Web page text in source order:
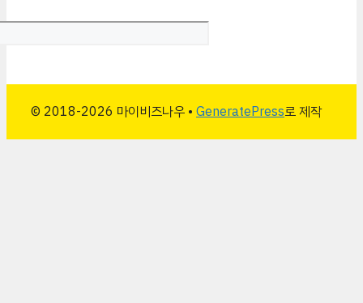
© 2018-2026 마이비즈나우 • GeneratePress로 제작